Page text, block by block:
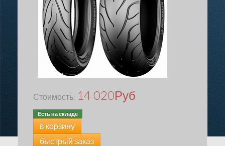
Стоимость: 14 020Руб
Есть на складе
в корзину
быстрый заказ